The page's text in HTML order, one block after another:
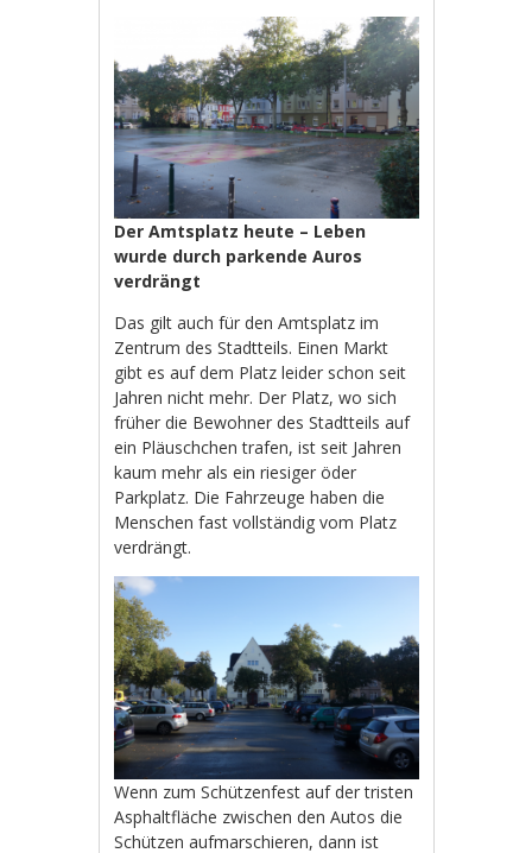
Der Amtsplatz heute – Leben
wurde durch parkende Auros
verdrängt
Das gilt auch für den Amtsplatz im
Zentrum des Stadtteils. Einen Markt
gibt es auf dem Platz leider schon seit
Jahren nicht mehr. Der Platz, wo sich
früher die Bewohner des Stadtteils auf
ein Pläuschchen trafen, ist seit Jahren
kaum mehr als ein riesiger öder
Parkplatz. Die Fahrzeuge haben die
Menschen fast vollständig vom Platz
verdrängt.
Wenn zum Schützenfest auf der tristen
Asphaltfläche zwischen den Autos die
Schützen aufmarschieren, dann ist